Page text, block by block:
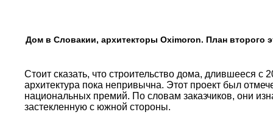
Дом в Словакии, архитекторы Oximoron. План второго
Стоит сказать, что строительство дома, длившееся
архитектура пока непривычна. Этот проект был
национальных премий. По словам заказчиков, они
застекленную с южной стороны.